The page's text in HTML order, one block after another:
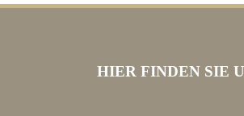
HIER FINDEN SIE